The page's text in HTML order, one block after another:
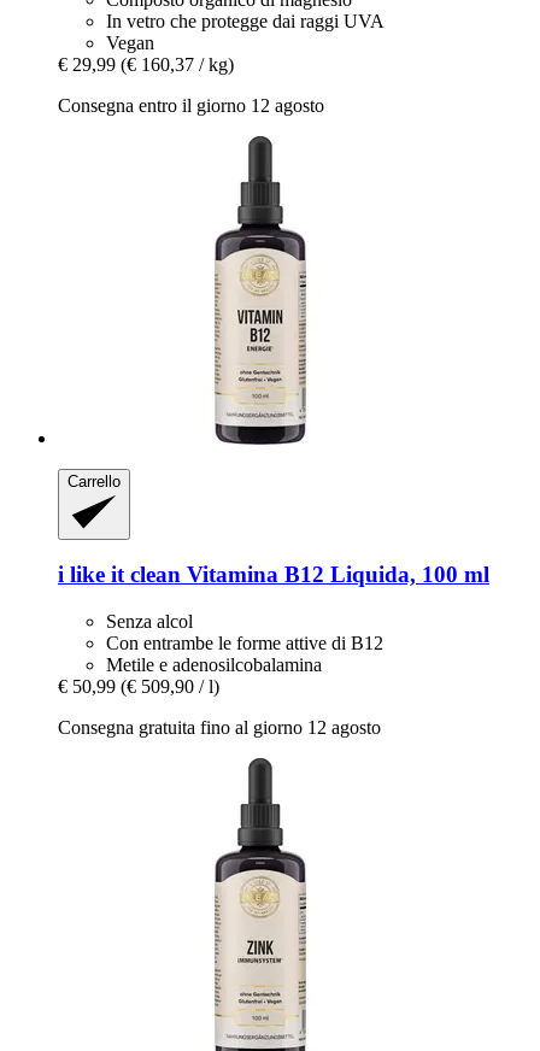
In vetro che protegge dai raggi UVA
Vegan
€ 29,99 (€ 160,37 / kg)
Consegna entro il giorno 12 agosto
Carrello
i like it clean Vitamina B12 Liquida, 100 ml
Senza alcol
Con entrambe le forme attive di B12
Metile e adenosilcobalamina
€ 50,99 (€ 509,90 / l)
Consegna gratuita fino al giorno 12 agosto